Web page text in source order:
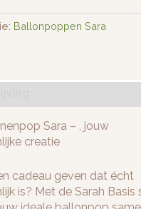
Ballonpoppen Sara
Sara – , jouw
creatie
cadeau geven dat écht
is? Met de Sarah Basis